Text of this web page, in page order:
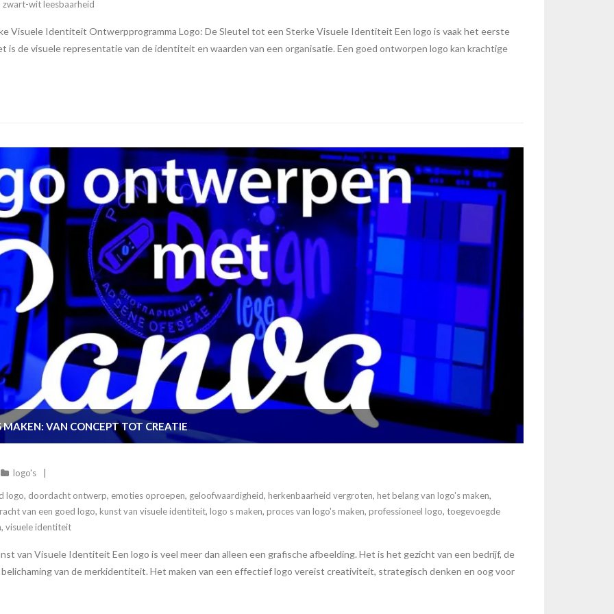
zwart-wit leesbaarheid
Visuele Identiteit Ontwerpprogramma Logo: De Sleutel tot een Sterke Visuele Identiteit Een logo is vaak het eerste
is de visuele representatie van de identiteit en waarden van een organisatie. Een goed ontworpen logo kan krachtige
MAKEN: VAN CONCEPT TOT CREATIE
logo's
logo, doordacht ontwerp, emoties oproepen, geloofwaardigheid, herkenbaarheid vergroten, het belang van logo's maken,
van een goed logo, kunst van visuele identiteit, logo s maken, proces van logo's maken, professioneel logo, toegevoegde
, visuele identiteit
van Visuele Identiteit Een logo is veel meer dan alleen een grafische afbeelding. Het is het gezicht van een bedrijf, de
van de merkidentiteit. Het maken van een effectief logo vereist creativiteit, strategisch denken en oog voor